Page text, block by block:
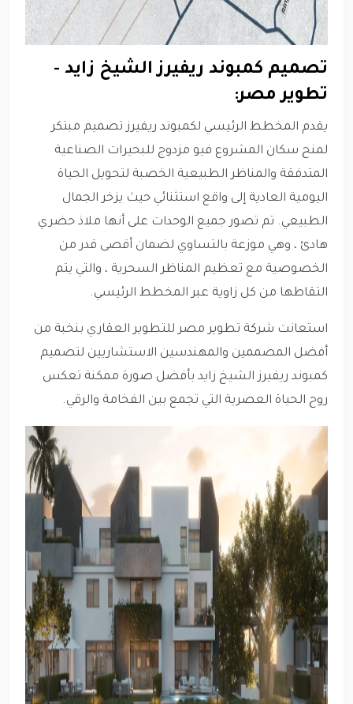
تصميم كمبوند ريفيرز الشيخ زايد -
تطوير مصر:
يقدم المخطط الرئيسي لكمبوند ريفيرز تصميم مبتكر
لمنح سكان المشروع فيو مزدوج للبحيرات الصناعية
المتدفقة والمناظر الطبيعية الخصبة لتحويل الحياة
اليومية العادية إلى واقع استثنائي حيث يزخر الجمال
الطبيعي. تم تصور جميع الوحدات على أنها ملاذ حضري
هادئ ، وهي موزعة بالتساوي لضمان أقصى قدر من
الخصوصية مع تعظيم المناظر السحرية ، والتي يتم
التقاطها من كل زاوية عبر المخطط الرئيسي.
استعانت شركة تطوير مصر للتطوير العقاري بنخبة من
أفضل المصممين والمهندسين الاستشاريين لتصميم
كمبوند ريفيرز الشيخ زايد بأفضل صورة ممكنة تعكس
روح الحياة العصرية التي تجمع بين الفخامة والرقي.